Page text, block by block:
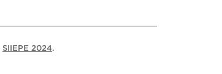
SIIEPE 2024.